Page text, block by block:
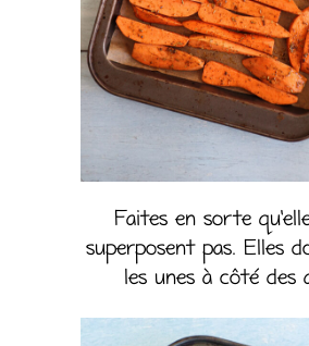
Faites en sorte
superposent pas. Elles
les unes à côté des